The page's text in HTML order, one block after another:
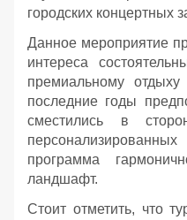
городских концертных
Данное мероприятие
интереса
премиальному
последние годы
сместились в
программа
ландшафт.
Стоит отметить, что